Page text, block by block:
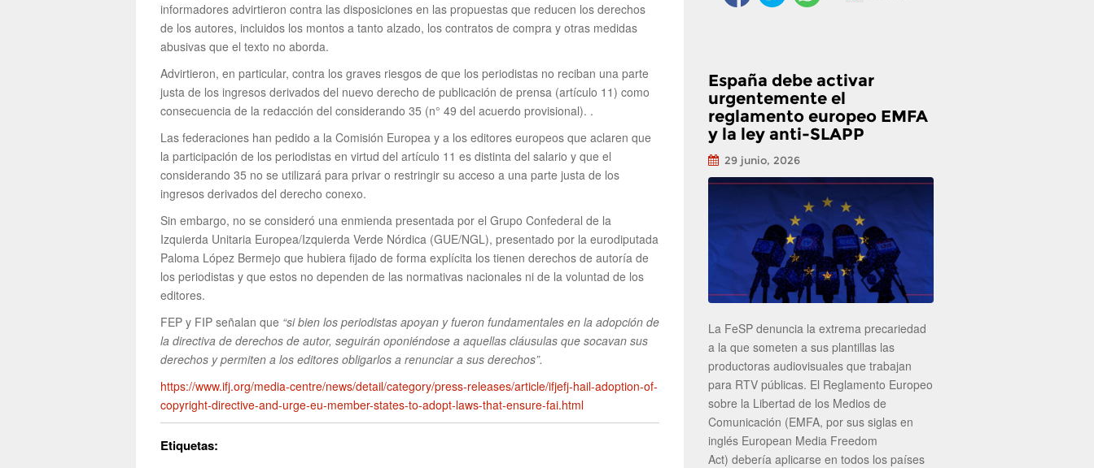
informadores advirtieron contra las disposiciones en las propuestas que reducen los derechos
de los autores, incluidos los montos a tanto alzado, los contratos de compra y otras medidas
abusivas que el texto no aborda.
Advirtieron, en particular, contra los graves riesgos de que los periodistas no reciban una parte
justa de los ingresos derivados del nuevo derecho de publicación de prensa (artículo 11) como
consecuencia de la redacción del considerando 35 (n° 49 del acuerdo provisional). .
Las federaciones han pedido a la Comisión Europea y a los editores europeos que aclaren que
la participación de los periodistas en virtud del artículo 11 es distinta del salario y que el
considerando 35 no se utilizará para privar o restringir su acceso a una parte justa de los
ingresos derivados del derecho conexo.
Sin embargo, no se consideró una enmienda presentada por el Grupo Confederal de la
Izquierda Unitaria Europea/Izquierda Verde Nórdica (GUE/NGL), presentado por la eurodiputada
Paloma López Bermejo que hubiera fijado de forma explícita los tienen derechos de autoría de
los periodistas y que estos no dependen de las normativas nacionales ni de la voluntad de los
editores.
FEP y FIP señalan que “si bien los periodistas apoyan y fueron fundamentales en la adopción de
la directiva de derechos de autor, seguirán oponiéndose a aquellas cláusulas que socavan sus
derechos y permiten a los editores obligarlos a renunciar a sus derechos”.
https://www.ifj.org/media-centre/news/detail/category/press-releases/article/ifjefj-hail-adoption-of-
copyright-directive-and-urge-eu-member-states-to-adopt-laws-that-ensure-fai.html
Etiquetas:
España debe activar
urgentemente el
reglamento europeo EMFA
y la ley anti-SLAPP
29 junio, 2026
La FeSP denuncia la extrema precariedad
a la que someten a sus plantillas las
productoras audiovisuales que trabajan
para RTV públicas. El Reglamento Europeo
sobre la Libertad de los Medios de
Comunicación (EMFA, por sus siglas en
inglés European Media Freedom
Act) debería aplicarse en todos los países